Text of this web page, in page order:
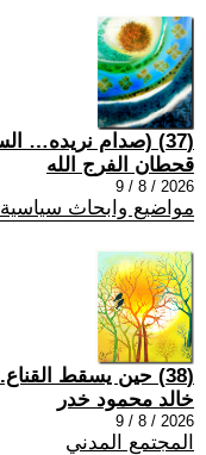
(37) (صدام نريده… السيد خلّ يتكتر)
قحطان الفرج الله
2026 / 8 / 9
مواضيع وابحاث سياسية
(38) حين يسقط القناع... ويتكلم الزمن
خالد محمود خدر
2026 / 8 / 9
المجتمع المدني